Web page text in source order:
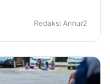
Redaksi Annur2